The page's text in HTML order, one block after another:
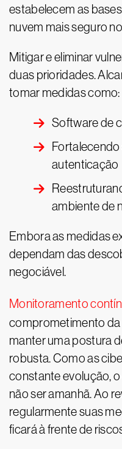
estabelecem as
nuvem mais seguro
Mitigar e eliminar
duas prioridades.
tomar medidas como:
Software de
autenticação
ambiente de
Embora as medidas
dependam das
negociável.
Monitoramento
comprometimento da
manter uma postura
robusta. Como as
constante evolução,
não ser amanhã. Ao
regularmente suas
ficará à frente de